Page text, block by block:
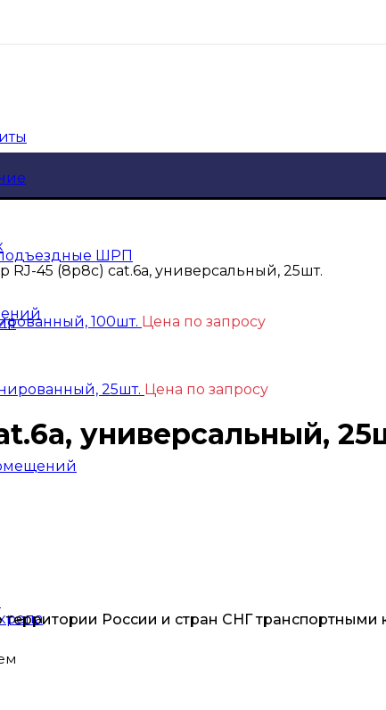
ШРП
RJ-45 (8p8c) cat.6а, универсальный, 25шт.
100шт. Цена по запросу
25шт. Цена по запросу
универсальный,
территории России и стран СНГ